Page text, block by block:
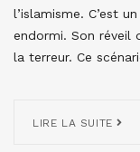
l’islamisme. C’est
endormi. Son réveil
la terreur. Ce
LIRE LA SUITE